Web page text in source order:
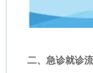
二、急诊就诊